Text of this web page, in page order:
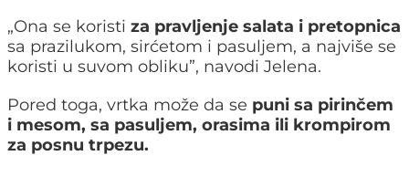
„Ona se koristi za pravljenje salatа i pretopnica
sa prazilukom, sirćetom i pasuljem, a najviše se
koristi u suvom obliku”, navodi Jelena.
Pored toga, vrtka može da se puni sa pirinčem
i mesom, sa pasuljem, orasima ili krompirom
za posnu trpezu.